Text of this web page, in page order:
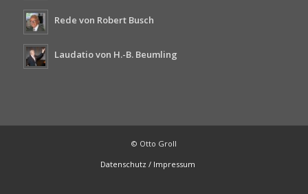
Rede von Robert Busch
Laudatio von H.-B. Beumling
© Otto Groll
Datenschutz / Impressum